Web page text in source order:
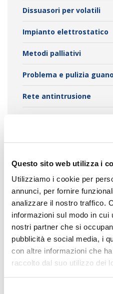
Questo sito web utilizza i
Utilizziamo i cookie per
annunci, per fornire
analizzare il nostro traffico.
informazioni sul modo in
nostri partner che si
pubblicità e social media, i
con altre informazioni che
raccolto dal suo utilizzo dei
Dissuasori per volatili
Impianto elettrostatico
Metodi palliativi
Problema e pulizia
Rete antintrusione
TAG CLOUD
allontanamento dei
allontanamento
piccioni milano